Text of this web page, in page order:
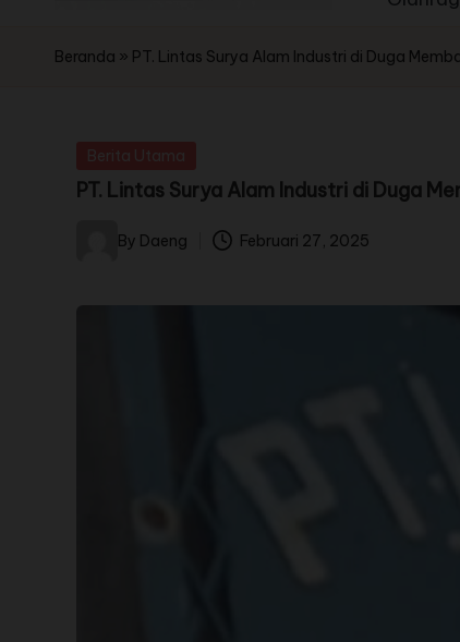
Beranda » PT. Lintas Surya Alam Industri di Duga
PT. Lintas Surya Alam Industri di Duga
By Daeng Februari 27, 2025